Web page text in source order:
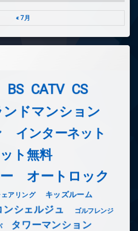
« 7月
BS CATV CS
ンドマンション
インターネット
ト無料
オートロック
アリング キッズルーム
ンシェルジュ ゴルフレンジ
タワーマンション